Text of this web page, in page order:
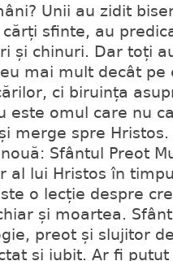
Unii au zidit
sfinte, au
și chinuri. Dar toți
mai mult decât pe
ci biruința
este omul care nu
merge spre Hristos.
Sfântul Preot
al lui Hristos în
o lecție despre
și moartea.
preot și slujitor
și iubit. Ar fi